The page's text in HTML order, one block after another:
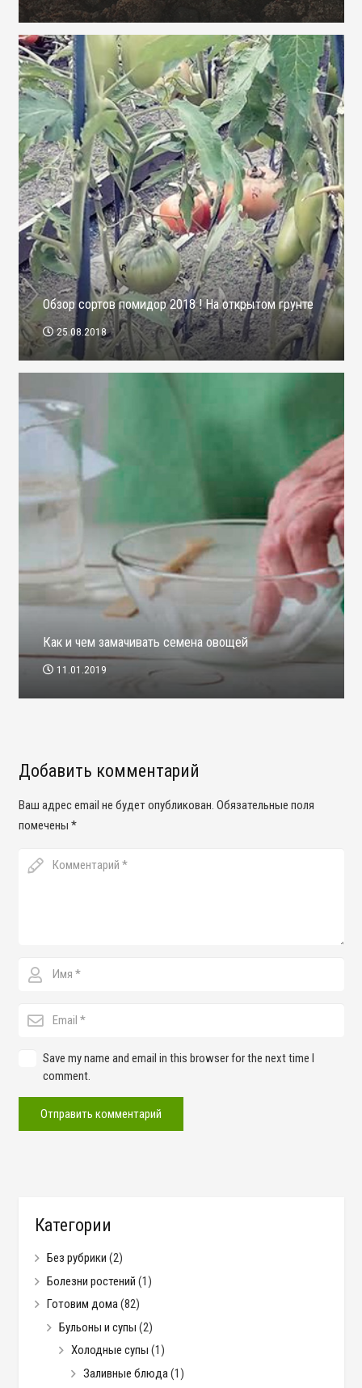
Обзор сортов помидор 2018 ! На открытом грунте
25.08.2018
Как и чем замачивать семена овощей
11.01.2019
Добавить комментарий
Ваш адрес email не будет опубликован. Обязательные поля
помечены *
Save my name and email in this browser for the next time I
comment.
Отправить комментарий
Категории
Без рубрики (2)
Болезни ростений (1)
Готовим дома(82)
Бульоны и супы (2)
Холодные супы (1)
Заливные блюда(1)